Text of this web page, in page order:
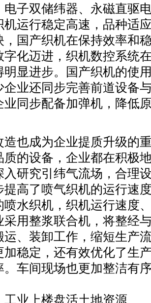
电子双储纬器、永磁直驱
机运行稳定高速，品种适
，国产织机在保持效率和
字化迈进，织机数控系统
明显进步。国产织机的使
企业还同步完善前道设备
业同步配备加弹机，降低
成为企业提质升级的重
质的设备，企业都在积极
入研究引纬气流场，合理
提高了喷气织机的运行速
喷水织机，织机运行速度
采用整浆联合机，将整经
运、装卸工作，缩短生产
加稳定，还有效优化了生
。车间现场也更加整洁有
业上楼盘活土地资源